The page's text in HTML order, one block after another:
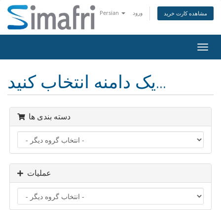
Persian ورود مشاهده کارت خرید
تغییر
یک دامنه انتخاب کنید...
دسته بندی ها
عملیات